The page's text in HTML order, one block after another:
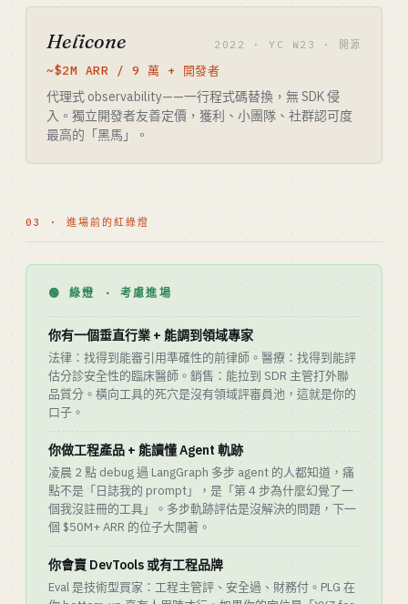
Helicone 2022 · YC W23 · 開源
~$2M ARR / 9 萬 + 開發者
代理式 observability——一行程式碼替換，無 SDK 侵
入。獨立開發者友善定價，獲利、小團隊、社群認可度
最高的「黑馬」。
03 · 進場前的紅綠燈
🟢 綠燈 · 考慮進場
你有一個垂直行業 + 能調到領域專家
法律：找得到能審引用準確性的前律師。醫療：找得到能評
估分診安全性的臨床醫師。銷售：能拉到 SDR 主管打外聯
品質分。橫向工具的死穴是沒有領域評審員池，這就是你的
口子。
你做工程產品 + 能讀懂 Agent 軌跡
凌晨 2 點 debug 過 LangGraph 多步 agent 的人都知道，痛
點不是「日誌我的 prompt」，是「第 4 步為什麼幻覺了一
個我沒註冊的工具」。多步軌跡評估是沒解決的問題，下一
個 $50M+ ARR 的位子大開著。
你會賣 DevTools 或有工程品牌
Eval 是技術型買家：工程主管評、安全過、財務付。PLG 在